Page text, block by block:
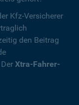
Kfz-Versicherer
den Beitrag
Xtra-Fahrer-